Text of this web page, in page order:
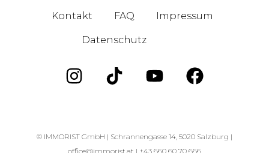
Kontakt FAQ Impressum
Datenschutz
© IMMORIST GmbH | Schrannengasse 14, 5020 Salzburg |
office@immorist.at | +43 660 60 70 666